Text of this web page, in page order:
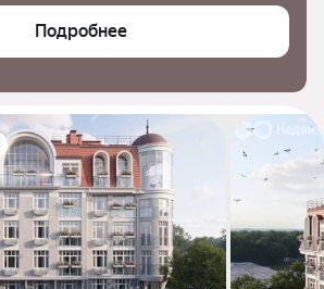
Подробнее